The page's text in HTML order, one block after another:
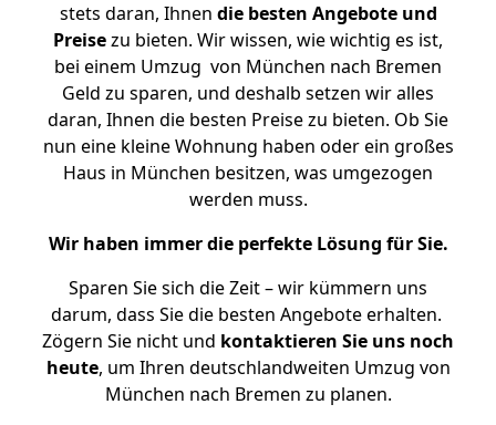
stets daran, Ihnen die besten Angebote und
Preisezu bieten. Wir wissen, wie wichtig es ist,
bei einem Umzug von München nach Bremen
Geld zu sparen, und deshalb setzen wir alles
daran, Ihnen die besten Preise zu bieten. Ob Sie
nun eine kleine Wohnung haben oder ein großes
Haus in München besitzen, was umgezogen
werden muss.
Wir haben immer die perfekte Lösung für Sie.
Sparen Sie sich die Zeit – wir kümmern uns
darum, dass Sie die besten Angebote erhalten.
Zögern Sie nicht und kontaktieren Sie uns noch
heute, um Ihren deutschlandweiten Umzug von
München nach Bremen zu planen.